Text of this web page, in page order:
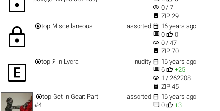
visibility 0 / 7
 ZIP 29
lock top Miscellaneous assorted  16 years ago
 0  0
visibility 0 / 47
 ZIP 70
 top Я in Lycra nudity  16 years ago
 6  +25
visibility 1 / 262208
 ZIP 45
top Get in Gear: Part
#4
assorted  16 years ago
 0  +3